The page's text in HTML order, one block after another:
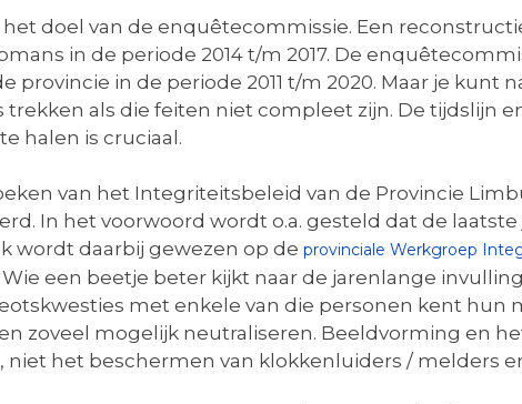
doel van de enquêtecommissie. Een
in de periode 2014 t/m 2017. De
provincie in de periode 2011 t/m 2020. Maar je
trekken als die feiten niet compleet zijn. De tijdslijn
halen is cruciaal.
van het Integriteitsbeleid van de Provincie
In het voorwoord wordt o.a. gesteld dat de
wordt daarbij gewezen op de provinciale Werkgroep
een beetje beter kijkt naar de jarenlange
met enkele van die personen kent hun
zoveel mogelijk neutraliseren. Beeldvorming en
niet het beschermen van klokkenluiders / melders